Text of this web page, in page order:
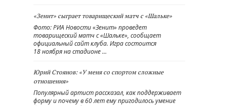
«Зенит» сыграет товарищеский матч с «Шальке»
Фото: РИА Новости «Зенит» проведет
товарищеский матч с «Шальке», сообщает
официальный сайт клуба. Игра состоится
18 ноября на стадионе …
Юрий Стоянов: «У меня со спортом сложные
отношения»
Популярный артист рассказал, как поддерживает
форму и почему в 60 лет ему пригодилось умение